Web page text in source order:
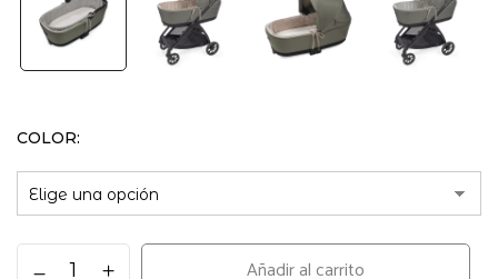
COLOR
Añadir al carrito